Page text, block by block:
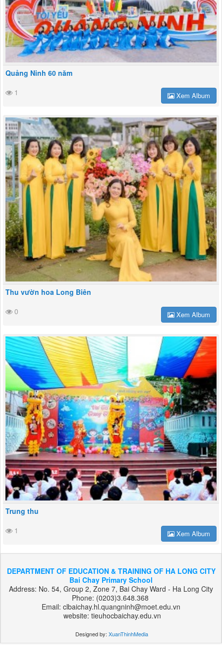
Quảng Ninh 60 năm
1
Xem Album
Thu vườn hoa Long Biên
0
Xem Album
Trung thu
1
Xem Album
DEPARTMENT OF EDUCATION & TRAINING OF HA LONG CITY
Bai Chay Primary School
Address: No. 54, Group 2, Zone 7, Bai Chay Ward - Ha Long City
Phone: (0203)3.648.368
Email: clbaichay.hl.quangninh@moet.edu.vn
website: tieuhocbaichay.edu.vn
Designed by: XuanThinhMedia
بت